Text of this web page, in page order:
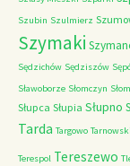
Szubin Szulmierz
Szymaki
Sędzichów Sędziszów
Sławoborze Słomczyn
Słupca Słupia Słupno
Tarda Targowo
Terespol Tereszewo